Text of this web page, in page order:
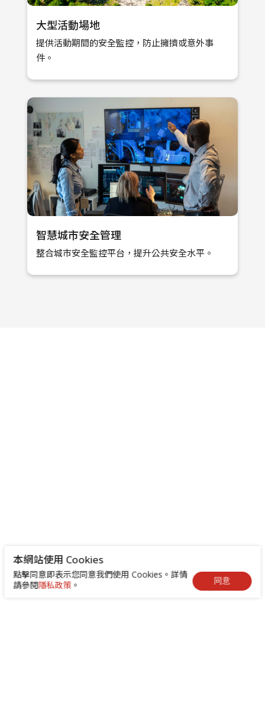
大型活動場地
提供活動期間的安全監控，防止擁擠或意外事
件。
智慧城市安全管理
整合城市安全監控平台，提升公共安全水平。
本網站使用 Cookies
點擊同意即表示您同意我們使用 Cookies。詳情
請參閱隱私政策。 同意